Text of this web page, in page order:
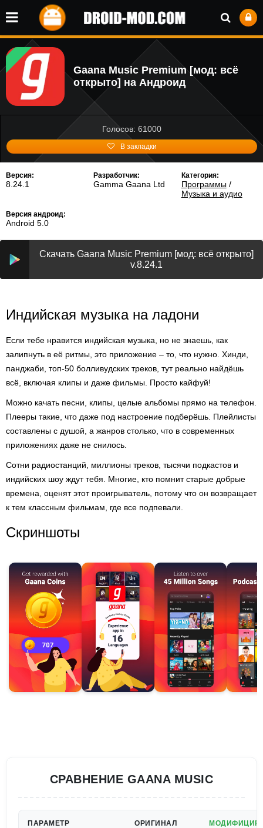
Gaana Music Premium [мод: всё
открыто] на Андроид
Голосов: 61000
В закладки
Версия:
8.24.1
Разработчик:
Gamma Gaana Ltd
Категория:
Программы/
Музыка и аудио
Версия андроид:
Android 5.0
Скачать Gaana Music Premium [мод: всё открыто]
v.8.24.1
Индийская музыка на ладони
Если тебе нравится индийская музыка, но не знаешь, как
залипнуть в её ритмы, это приложение – то, что нужно. Хинди,
панджаби, топ-50 болливудских треков, тут реально найдёшь
всё, включая клипы и даже фильмы. Просто кайфуй!
Можно качать песни, клипы, целые альбомы прямо на телефон.
Плееры такие, что даже под настроение подберёшь. Плейлисты
составлены с душой, а жанров столько, что в современных
приложениях даже не снилось.
Сотни радиостанций, миллионы треков, тысячи подкастов и
индийских шоу ждут тебя. Многие, кто помнит старые добрые
времена, оценят этот проигрыватель, потому что он возвращает
к тем классным фильмам, где все подпевали.
Скриншоты
СРАВНЕНИЕ GAANA MUSIC
ПАРАМЕТР ОРИГИНАЛ